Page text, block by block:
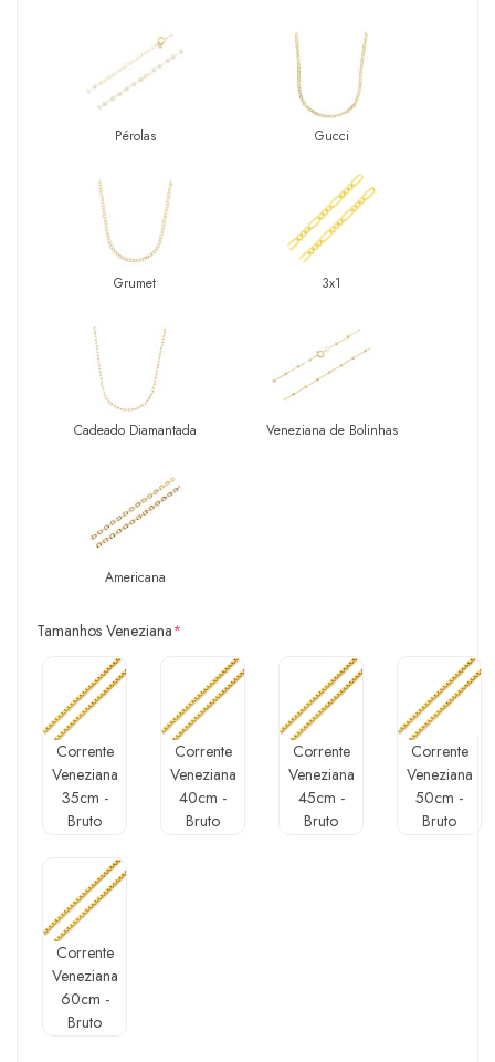
Pérolas Gucci
Grumet 3x1
Cadeado Diamantada Veneziana de Bolinhas
Americana
Tamanhos Veneziana*
Corrente
Veneziana
35cm -
Bruto
Corrente
Veneziana
40cm -
Bruto
Corrente
Veneziana
45cm -
Bruto
Corrente
Veneziana
50cm -
Bruto
Corrente
Veneziana
60cm -
Bruto